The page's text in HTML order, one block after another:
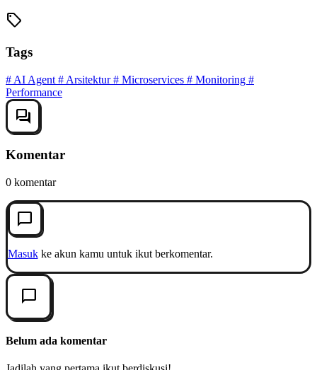
sell
Tags
# AI Agent # Arsitektur# Microservices # Monitoring #
Performance
forum
Komentar
0 komentar
chat_bubble_outline
Masukke akun kamu untuk ikut berkomentar.
chat_bubble_outline
Belum ada komentar